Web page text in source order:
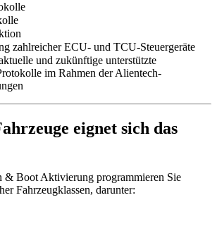
zahlreicher ECU- und TCU-Steuergeräte
und zukünftige unterstützte
im Rahmen der Alientech-
eignet sich das
Boot Aktivierung programmieren Sie
Fahrzeugklassen, darunter: